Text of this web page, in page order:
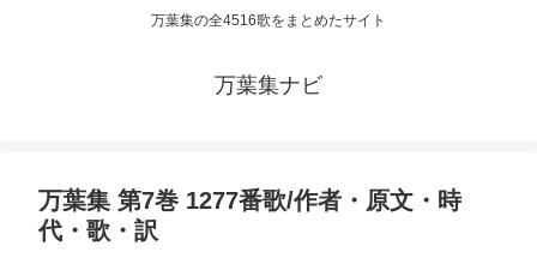
万葉集の全4516歌をまとめたサイト
万葉集ナビ
万葉集 第7巻 1277番歌/作者・原文・時
代・歌・訳